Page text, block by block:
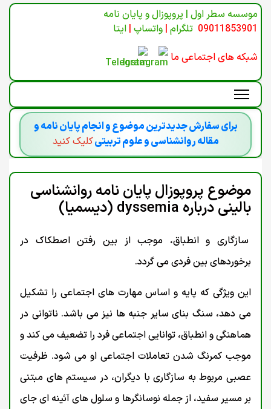
موسسه سطر اول | پروپوزال و پایان نامه
09011853901 تلگرام | واتساپ | ایتا
شبکه های اجتماعی ما
برای سفارش جدیدترین موضوع و انجام پایان نامه و
مقاله روانشناسی و علوم تربیتیکلیک کنید
موضوع پروپوزال پایان نامه روانشناسی
بالینی درباره dyssemia (دیسمیا)
سازگاری و انطباق، موجب از بین رفتن اصطکاک در
برخوردهای بین فردی می گردد.
این ویژگی که پایه و اساس مهارت های اجتماعی را تشکیل
می دهد، سنگ بنای سایر جنبه ها نیز می باشد. ناتوانی در
هماهنگی و انطباق، توانایی اجتماعی فرد را تضعیف می کند و
موجب کمرنگ شدن تعاملات اجتماعی او می شود. ظرفیت
عصبی مربوط به سازگاری با دیگران، در سیستم های مبتنی
بر مسیر سفید، از جمله نوسانگرها و سلول های آئینه ای جای